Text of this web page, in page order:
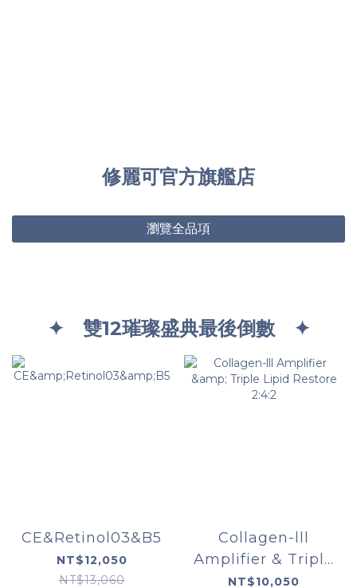
修麗可官方旗艦店
瀏覽全品項
✦ 雙12璀璨盛典最後倒數 ✦
CE&Retinol03&B5
NT$12,050
NT$13,060
Collagen-lll
Amplifier & Triple
Lipid Restore 2:4:2
NT$10,050